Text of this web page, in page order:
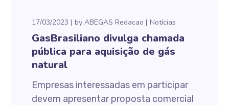
17/03/2023 byABEGAS Redacao Notícias
GasBrasiliano divulga chamada
pública para aquisição de gás
natural
Empresas interessadas em participar
devem apresentar proposta comercial